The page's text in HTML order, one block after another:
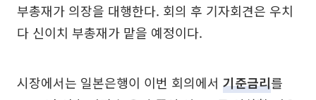
부총재가 의장을 대행한다. 회의 후 기자회견은 우치
다 신이치 부총재가 맡을 예정이다.
시장에서는 일본은행이 이번 회의에서 기준금리를